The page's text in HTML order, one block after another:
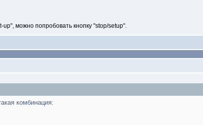
up", можно попробовать кнопку "stop/setup".
комбинация: